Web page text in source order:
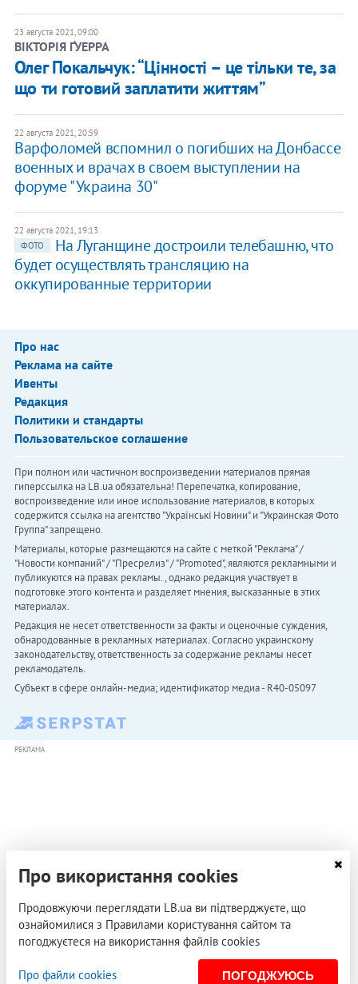
23 августа 2021, 09:00
ВІКТОРІЯ ҐУЕРРА
Олег Покальчук: “Цінності – це тільки те, за
що ти готовий заплатити життям”
22 августа 2021, 20:59
Варфоломей вспомнил о погибших на Донбассе
военных и врачах в своем выступлении на
форуме "Украина 30"
22 августа 2021, 19:13
ФОТО
На Луганщине достроили телебашню, что
будет осуществлять трансляцию на
оккупированные территории
Про нас
Реклама на сайте
Ивенты
Редакция
Политики и стандарты
Пользовательское соглашение
При полном или частичном воспроизведении материалов прямая
гиперссылка на LB.ua обязательна! Перепечатка, копирование,
воспроизведение или иное использование материалов, в которых
содержится ссылка на агентство "Українськi Новини" и "Украинская Фото
Группа" запрещено.
Материалы, которые размещаются на сайте с меткой "Реклама" /
"Новости компаний" / "Пресрелиз" / "Promoted", являются рекламными и
публикуются на правах рекламы. , однако редакция участвует в
подготовке этого контента и разделяет мнения, высказанные в этих
материалах.
Редакция не несет ответственности за факты и оценочные суждения,
обнародованные в рекламных материалах. Согласно украинскому
законодательству, ответственность за содержание рекламы несет
рекламодатель.
Субъект в сфере онлайн-медиа; идентификатор медиа - R40-05097
РЕКЛАМА
Про використання cookies
Продовжуючи переглядати LB.ua ви підтверджуєте, що
ознайомилися з Правилами користування сайтом та
погоджуєтеся на використання файлів cookies
Про файли cookies ПОГОДЖУЮСЬ